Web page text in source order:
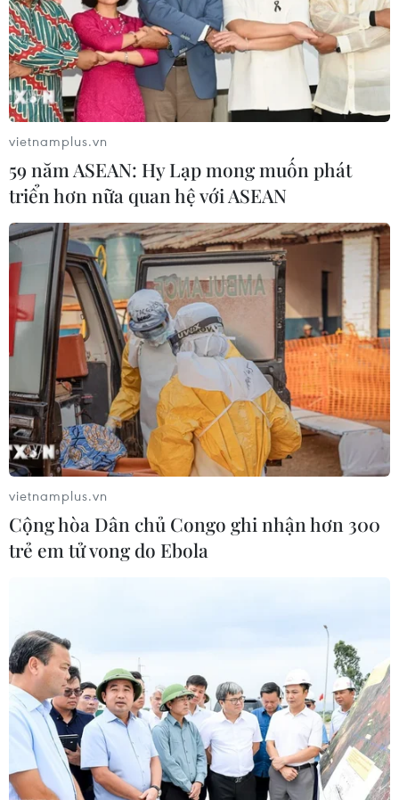
TIN CÙNG CHUYÊN MỤC
Tổng thống Iran nhấn mạnh Tehran
Mỹ có đang chuẩn bị một
chiến lược mới nhằm vào Iran?
07/08/2026 10:08
vietnamplus.vn
59 năm ASEAN: Hy Lạp mong muốn phát
triển hơn nữa quan hệ với ASEAN
vietnamplus.vn
Cộng hòa Dân chủ Congo ghi nhận hơn 300
trẻ em tử vong do Ebola